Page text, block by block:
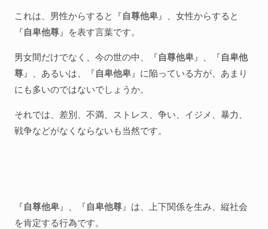
これは、男性からすると『自尊他卑』、女性からすると
『自卑他尊』を表す言葉です。
男女間だけでなく、今の世の中、『自尊他卑』、『自卑他
尊』、あるいは、『自卑他卑』に陥っている方が、あまり
にも多いのではないでしょうか。
それでは、差別、不満、ストレス、争い、イジメ、暴力、
戦争などがなくならないも当然です。
『自尊他卑』、『自卑他尊』は、上下関係を生み、縦社会
を肯定する行為です。